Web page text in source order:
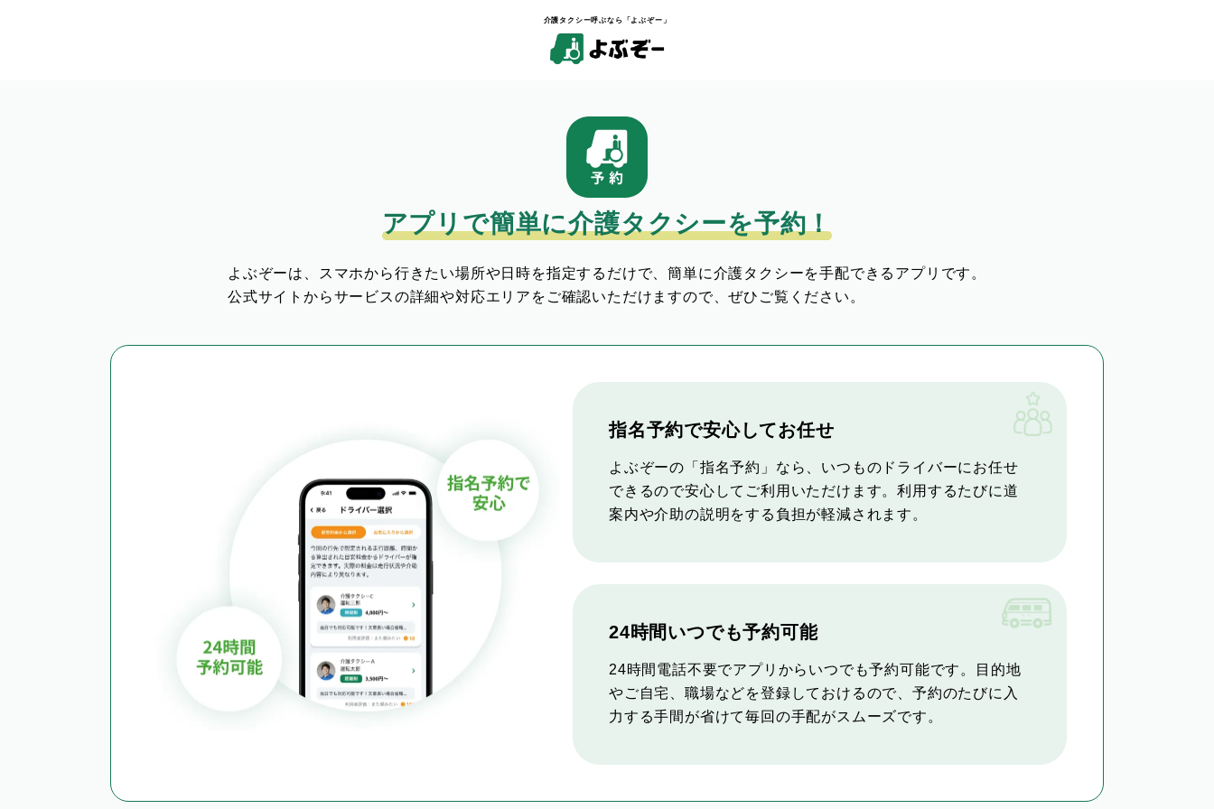
介護タクシー呼ぶなら「よぶぞー」
アプリで簡単に介護タクシーを予約！
よぶぞーは、スマホから行きたい場所や日時を指定するだけで、簡単に介護タクシーを手配できるアプリです。
公式サイトからサービスの詳細や対応エリアをご確認いただけますので、ぜひご覧ください。
指名予約で安心してお任せ
よぶぞーの「指名予約」なら、いつものドライバーにお任せ
できるので安心してご利用いただけます。利用するたびに道
案内や介助の説明をする負担が軽減されます。
24時間いつでも予約可能
24時間電話不要でアプリからいつでも予約可能です。目的地
やご自宅、職場などを登録しておけるので、予約のたびに入
力する手間が省けて毎回の手配がスムーズです。